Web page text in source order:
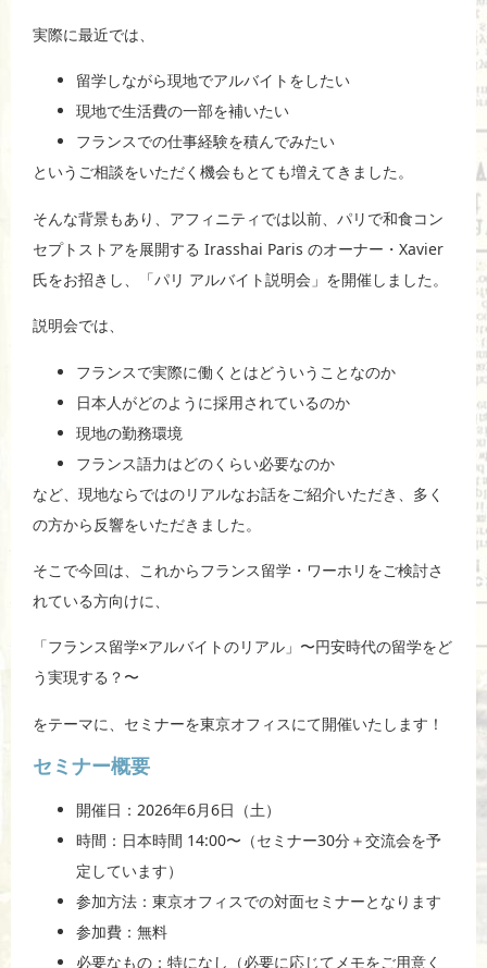
実際に最近では、
留学しながら現地でアルバイトをしたい
現地で生活費の一部を補いたい
フランスでの仕事経験を積んでみたい
というご相談をいただく機会もとても増えてきました。
そんな背景もあり、アフィニティでは以前、パリで和食コン
セプトストアを展開する Irasshai Paris のオーナー・Xavier
氏をお招きし、「パリ アルバイト説明会」を開催しました。
説明会では、
フランスで実際に働くとはどういうことなのか
日本人がどのように採用されているのか
現地の勤務環境
フランス語力はどのくらい必要なのか
など、現地ならではのリアルなお話をご紹介いただき、多く
の方から反響をいただきました。
そこで今回は、これからフランス留学・ワーホリをご検討さ
れている方向けに、
「フランス留学×アルバイトのリアル」〜円安時代の留学をど
う実現する？〜
をテーマに、セミナーを東京オフィスにて開催いたします！
セミナー概要
開催日：2026年6月6日（土）
時間：日本時間 14:00〜（セミナー30分＋交流会を予
定しています）
参加方法：東京オフィスでの対面セミナーとなります
参加費：無料
必要なもの：特になし（必要に応じてメモをご用意く